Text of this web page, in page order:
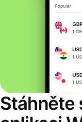
Stáhněte